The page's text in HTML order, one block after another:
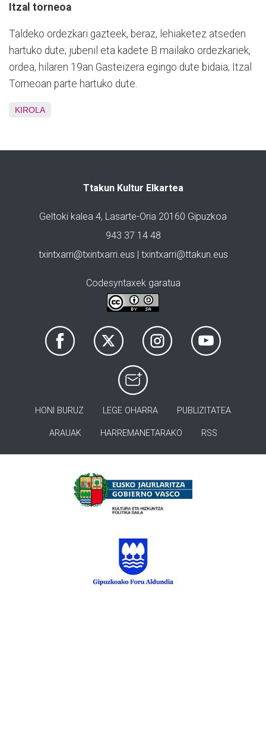
Itzal torneoa
Taldeko ordezkari gazteek, beraz, lehiaketez atseden
hartuko dute; jubenil eta kadete B mailako ordezkariek,
ordea, hilaren 19an Gasteizera egingo dute bidaia; Itzal
Torneoan parte hartuko dute.
KIROLA
Ttakun Kultur Elkartea
Geltoki kalea 4, Lasarte-Oria 20160 Gipuzkoa
943 37 14 48
txintxarri@txintxarri.eus | txintxarri@ttakun.eus
Codesyntaxek garatua
HONI BURUZ LEGE OHARRA PUBLIZITATEA
ARAUAK HARREMANETARAKO RSS